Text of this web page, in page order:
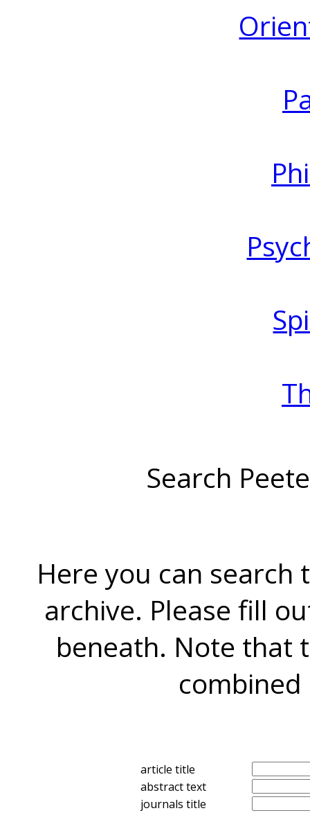
Search
Here you can search
archive. Please fill
beneath. Note that
combined
article title
abstract text
journals title